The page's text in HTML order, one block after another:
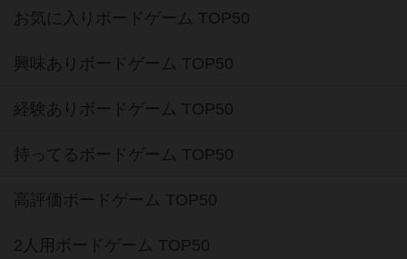
お気に入りボードゲーム TOP50
興味ありボードゲーム TOP50
経験ありボードゲーム TOP50
持ってるボードゲーム TOP50
高評価ボードゲーム TOP50
2人用ボードゲーム TOP50